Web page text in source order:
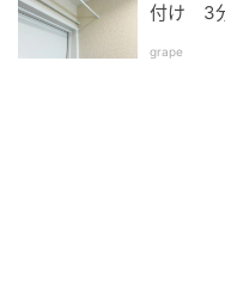
付け 3
grape